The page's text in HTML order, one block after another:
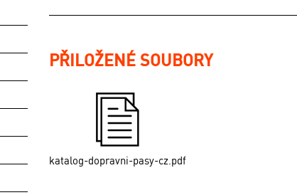
PŘILOŽENÉ SOUBORY
katalog-dopravni-pasy-cz.pdf